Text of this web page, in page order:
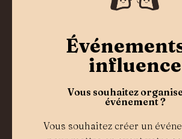
influence
Vous souhaitez
événement ?
Vous souhaitez créer un